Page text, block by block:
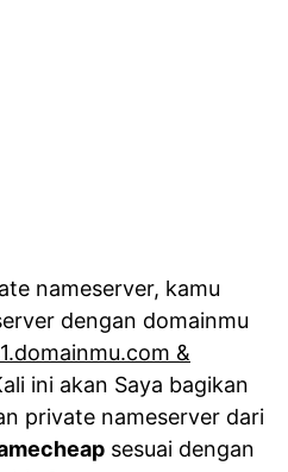
nameserver, kamu
dengan domainmu
&
ini akan Saya bagikan
private nameserver dari
sesuai dengan